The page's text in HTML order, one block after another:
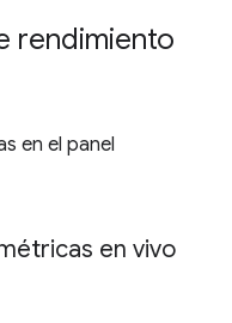
rendimiento
en el panel
en vivo